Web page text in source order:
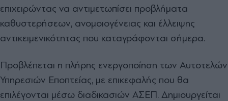
επιχειρώντας να αντιμετωπίσει προβλήματα
καθυστερήσεων, ανομοιογένειας και έλλειψης
αντικειμενικότητας που καταγράφονται σήμερα.
Προβλέπεται η πλήρης ενεργοποίηση των Αυτοτελών
Υπηρεσιών Εποπτείας, με επικεφαλής που θα
επιλέγονται μέσω διαδικασιών ΑΣΕΠ. Δημιουργείται